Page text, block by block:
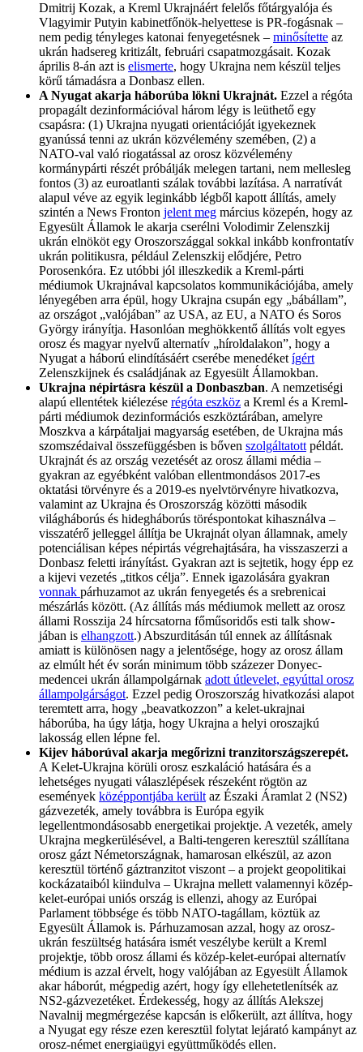
Dmitrij Kozak, a Kreml Ukrajnáért felelős főtárgyalója és
Vlagyimir Putyin kabinetfőnök-helyettese is PR-fogásnak –
nem pedig tényleges katonai fenyegetésnek – minősítette az
ukrán hadsereg kritizált, februári csapatmozgásait. Kozak
április 8-án azt is elismerte, hogy Ukrajna nem készül teljes
körű támadásra a Donbasz ellen.
A Nyugat akarja háborúba lökni Ukrajnát. Ezzel a régóta
propagált dezinformációval három légy is leüthető egy
csapásra: (1) Ukrajna nyugati orientációját igyekeznek
gyanússá tenni az ukrán közvélemény szemében, (2) a
NATO-val való riogatással az orosz közvélemény
kormánypárti részét próbálják melegen tartani, nem mellesleg
fontos (3) az euroatlanti szálak további lazítása. A narratívát
alapul véve az egyik leginkább légből kapott állítás, amely
szintén a News Fronton jelent meg március közepén, hogy az
Egyesült Államok le akarja cserélni Volodimir Zelenszkij
ukrán elnököt egy Oroszországgal sokkal inkább konfrontatív
ukrán politikusra, például Zelenszkij elődjére, Petro
Porosenkóra. Ez utóbbi jól illeszkedik a Kreml-párti
médiumok Ukrajnával kapcsolatos kommunikációjába, amely
lényegében arra épül, hogy Ukrajna csupán egy „bábállam”,
az országot „valójában” az USA, az EU, a NATO és Soros
György irányítja. Hasonlóan meghökkentő állítás volt egyes
orosz és magyar nyelvű alternatív „híroldalakon”, hogy a
Nyugat a háború elindításáért cserébe menedéket ígért
Zelenszkijnek és családjának az Egyesült Államokban.
Ukrajna népirtásra készül a Donbaszban. A nemzetiségi
alapú ellentétek kiélezése régóta eszköz a Kreml és a Kreml-
párti médiumok dezinformációs eszköztárában, amelyre
Moszkva a kárpátaljai magyarság esetében, de Ukrajna más
szomszédaival összefüggésben is bőven szolgáltatott példát.
Ukrajnát és az ország vezetését az orosz állami média –
gyakran az egyébként valóban ellentmondásos 2017-es
oktatási törvényre és a 2019-es nyelvtörvényre hivatkozva,
valamint az Ukrajna és Oroszország közötti második
világháborús és hidegháborús töréspontokat kihasználva –
visszatérő jelleggel állítja be Ukrajnát olyan államnak, amely
potenciálisan képes népirtás végrehajtására, ha visszaszerzi a
Donbasz feletti irányítást. Gyakran azt is sejtetik, hogy épp ez
a kijevi vezetés „titkos célja”. Ennek igazolására gyakran
vonnak párhuzamot az ukrán fenyegetés és a srebrenicai
mészárlás között. (Az állítás más médiumok mellett az orosz
állami Rosszija 24 hírcsatorna főműsoridős esti talk show-
jában is elhangzott.) Abszurditásán túl ennek az állításnak
amiatt is különösen nagy a jelentősége, hogy az orosz állam
az elmúlt hét év során minimum több százezer Donyec-
medencei ukrán állampolgárnak adott útlevelet, egyúttal orosz
állampolgárságot. Ezzel pedig Oroszország hivatkozási alapot
teremtett arra, hogy „beavatkozzon” a kelet-ukrajnai
háborúba, ha úgy látja, hogy Ukrajna a helyi oroszajkú
lakosság ellen lépne fel.
Kijev háborúval akarja megőrizni tranzitországszerepét.
A Kelet-Ukrajna körüli orosz eszkaláció hatására és a
lehetséges nyugati válaszlépések részeként rögtön az
események középpontjába került az Északi Áramlat 2 (NS2)
gázvezeték, amely továbbra is Európa egyik
legellentmondásosabb energetikai projektje. A vezeték, amely
Ukrajna megkerülésével, a Balti-tengeren keresztül szállítana
orosz gázt Németországnak, hamarosan elkészül, az azon
keresztül történő gáztranzitot viszont – a projekt geopolitikai
kockázataiból kiindulva – Ukrajna mellett valamennyi közép-
kelet-európai uniós ország is ellenzi, ahogy az Európai
Parlament többsége és több NATO-tagállam, köztük az
Egyesült Államok is. Párhuzamosan azzal, hogy az orosz-
ukrán feszültség hatására ismét veszélybe került a Kreml
projektje, több orosz állami és közép-kelet-európai alternatív
médium is azzal érvelt, hogy valójában az Egyesült Államok
akar háborút, mégpedig azért, hogy így ellehetetlenítsék az
NS2-gázvezetéket. Érdekesség, hogy az állítás Alekszej
Navalnij megmérgezése kapcsán is előkerült, azt állítva, hogy
a Nyugat egy része ezen keresztül folytat lejárató kampányt az
orosz-német energiaügyi együttműködés ellen.